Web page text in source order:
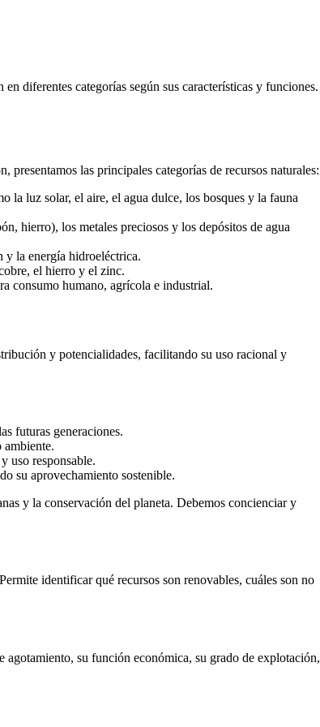
diferentes categorías según sus características y funciones.
las principales categorías de recursos naturales:
la luz solar, el aire, el agua dulce, los bosques y la fauna
hierro), los metales preciosos y los depósitos de agua
y la energía hidroeléctrica.
el hierro y el zinc.
consumo humano, agrícola e industrial.
y potencialidades, facilitando su uso racional y
futuras generaciones.
uso responsable.
su aprovechamiento sostenible.
y la conservación del planeta. Debemos concienciar y
identificar qué recursos son renovables, cuáles son no
agotamiento, su función económica, su grado de explotación,